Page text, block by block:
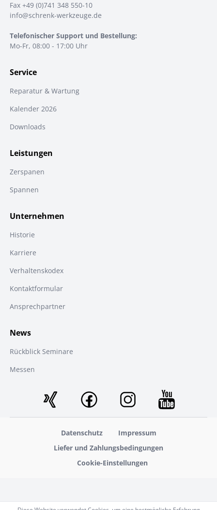
Fax +49 (0)741 348 550-10
info@schrenk-werkzeuge.de
Telefonischer Support und Bestellung:
Mo-Fr, 08:00 - 17:00 Uhr
Service
Reparatur & Wartung
Kalender 2026
Downloads
Leistungen
Zerspanen
Spannen
Unternehmen
Historie
Karriere
Verhaltenskodex
Kontaktformular
Ansprechpartner
News
Rückblick Seminare
Messen
Datenschutz
Impressum
Liefer und Zahlungsbedingungen
Cookie-Einstellungen